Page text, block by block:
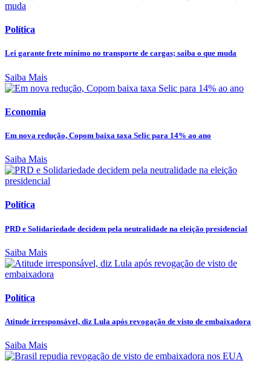
Política
Lei garante frete mínimo no transporte de cargas; saiba o que muda
Saiba Mais
Economia
Em nova redução, Copom baixa taxa Selic para 14% ao ano
Saiba Mais
Política
PRD e Solidariedade decidem pela neutralidade na eleição presidencial
Saiba Mais
Política
Atitude irresponsável, diz Lula após revogação de visto de embaixadora
Saiba Mais